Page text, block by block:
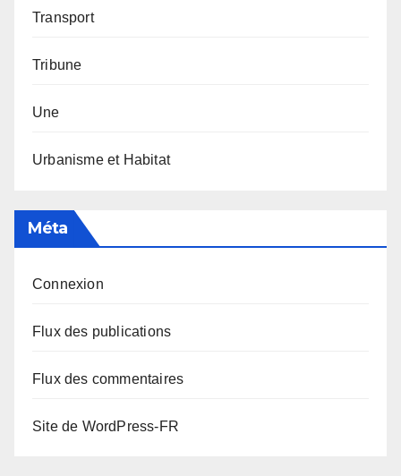
Transport
Tribune
Une
Urbanisme et Habitat
Méta
Connexion
Flux des publications
Flux des commentaires
Site de WordPress-FR